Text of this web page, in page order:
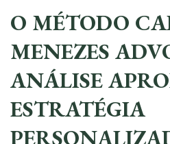
O MÉTODO
MENEZES
ANÁLISE
ESTRATÉGIA